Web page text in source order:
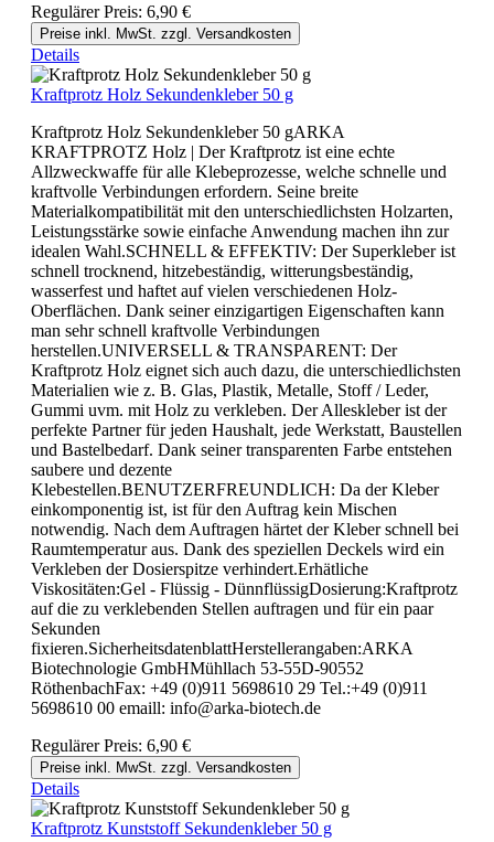
Regulärer Preis: 6,90 €
Preise inkl. MwSt. zzgl. Versandkosten
Details
Kraftprotz Holz Sekundenkleber 50 g
Kraftprotz Holz Sekundenkleber 50 gARKA
KRAFTPROTZ Holz | Der Kraftprotz ist eine echte
Allzweckwaffe für alle Klebeprozesse, welche schnelle und
kraftvolle Verbindungen erfordern. Seine breite
Materialkompatibilität mit den unterschiedlichsten Holzarten,
Leistungsstärke sowie einfache Anwendung machen ihn zur
idealen Wahl.SCHNELL & EFFEKTIV: Der Superkleber ist
schnell trocknend, hitzebeständig, witterungsbeständig,
wasserfest und haftet auf vielen verschiedenen Holz-
Oberflächen. Dank seiner einzigartigen Eigenschaften kann
man sehr schnell kraftvolle Verbindungen
herstellen.UNIVERSELL & TRANSPARENT: Der
Kraftprotz Holz eignet sich auch dazu, die unterschiedlichsten
Materialien wie z. B. Glas, Plastik, Metalle, Stoff / Leder,
Gummi uvm. mit Holz zu verkleben. Der Alleskleber ist der
perfekte Partner für jeden Haushalt, jede Werkstatt, Baustellen
und Bastelbedarf. Dank seiner transparenten Farbe entstehen
saubere und dezente
Klebestellen.BENUTZERFREUNDLICH: Da der Kleber
einkomponentig ist, ist für den Auftrag kein Mischen
notwendig. Nach dem Auftragen härtet der Kleber schnell bei
Raumtemperatur aus. Dank des speziellen Deckels wird ein
Verkleben der Dosierspitze verhindert.Erhätliche
Viskositäten:Gel - Flüssig - DünnflüssigDosierung:Kraftprotz
auf die zu verklebenden Stellen auftragen und für ein paar
Sekunden
fixieren.SicherheitsdatenblattHerstellerangaben:ARKA
Biotechnologie GmbHMühllach 53-55D-90552
RöthenbachFax: +49 (0)911 5698610 29 Tel.:+49 (0)911
5698610 00 emaill: info@arka-biotech.de
Regulärer Preis: 6,90 €
Preise inkl. MwSt. zzgl. Versandkosten
Details
Kraftprotz Kunststoff Sekundenkleber 50 g